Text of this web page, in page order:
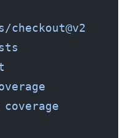
checkout@v2
coverage